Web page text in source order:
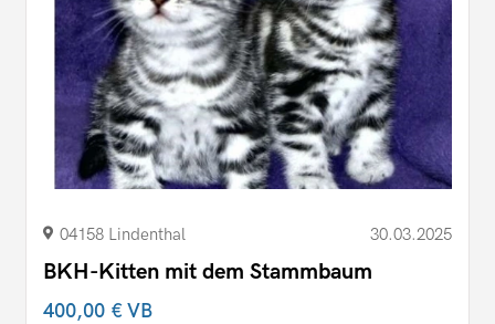
04158 Lindenthal 30.03.2025
BKH-Kitten mit dem Stammbaum
400,00 €VB